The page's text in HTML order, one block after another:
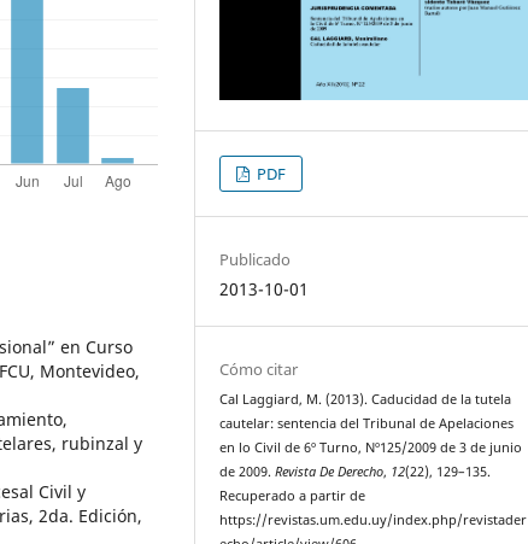
en Curso
Montevideo,
rubinzal y
Civil y
2da. Edición,
PDF
Publicado
2013-10-01
Cómo citar
Cal Laggiard, M. (2013). Caducidad de la tutela
cautelar: sentencia del Tribunal de Apelaciones
en lo Civil de 6º Turno, Nº125/2009 de 3 de junio
de 2009.Revista De Derecho, 12(22), 129–135.
Recuperado a partir de
https://revistas.um.edu.uy/index.php/revistader